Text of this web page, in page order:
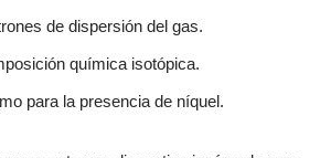
de dispersión del gas.
química isotópica.
para la presencia de níquel.